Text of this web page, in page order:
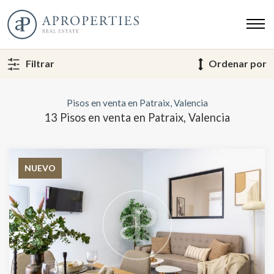
Filtrar Ordenar por
Pisos en venta en Patraix, Valencia
13 Pisos en venta en Patraix, Valencia
NUEVO